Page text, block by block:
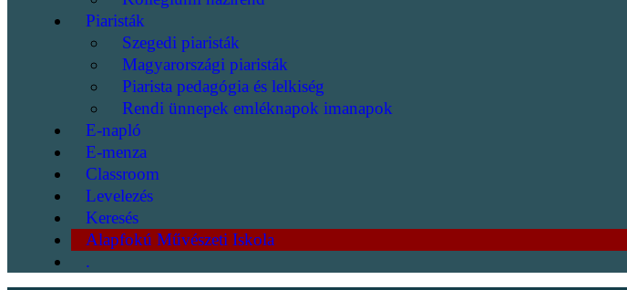
Piaristák
Szegedi piaristák
Magyarországi piaristák
Piarista pedagógia és lelkiség
Rendi ünnepek emléknapok imanapok
E-napló
E-menza
Classroom
Levelezés
Keresés
Alapfokú Művészeti Iskola
.